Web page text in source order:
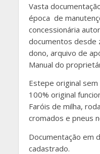
Vasta
época de
concessionária
documentos desde
dono, arquivo de
Manual do
Estepe original
100% original
Faróis de milha,
cromados e pneus
Documentação em
cadastrado.